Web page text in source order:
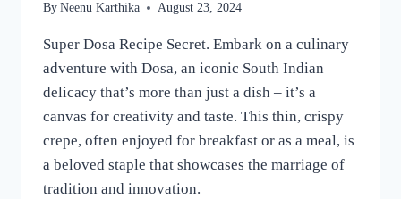
By Neenu Karthika August 23, 2024
Super Dosa Recipe Secret. Embark on a culinary
adventure with Dosa, an iconic South Indian
delicacy that’s more than just a dish – it’s a
canvas for creativity and taste. This thin, crispy
crepe, often enjoyed for breakfast or as a meal, is
a beloved staple that showcases the marriage of
tradition and innovation.